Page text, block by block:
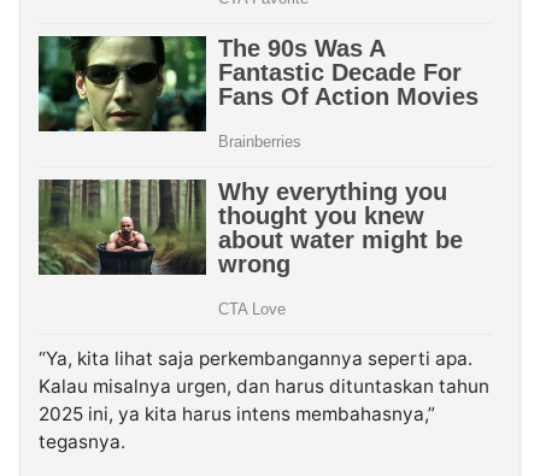
“Ya, kita lihat saja perkembangannya seperti apa.
Kalau misalnya urgen, dan harus dituntaskan tahun
2025 ini, ya kita harus intens membahasnya,”
tegasnya.